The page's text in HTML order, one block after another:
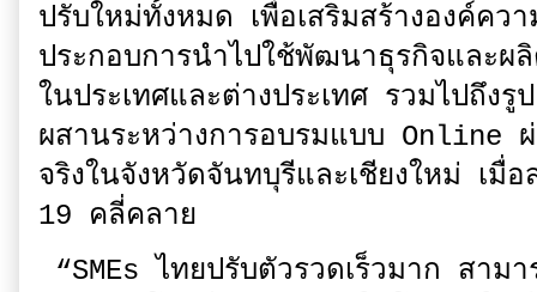
ปรับใหม่ทั้งหมด เพื่อเสริมสร้างองค์ค
ประกอบการนำไปใช้พัฒนาธุรกิจและ
ในประเทศและต่างประเทศ รวมไปถึ
ผสานระหว่างการอบรมแบบ Online
จริงในจังหวัดจันทบุรีและเชียงใหม่ เมื่
19 คลี่คลาย
​“SMEs ไทยปรับตัวรวดเร็วมาก สา